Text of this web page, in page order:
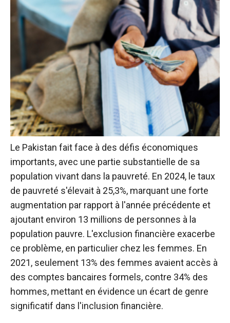
Le Pakistan fait face à des défis économiques
importants, avec une partie substantielle de sa
population vivant dans la pauvreté. En 2024, le taux
de pauvreté s'élevait à 25,3%, marquant une forte
augmentation par rapport à l'année précédente et
ajoutant environ 13 millions de personnes à la
population pauvre. L'exclusion financière exacerbe
ce problème, en particulier chez les femmes. En
2021, seulement 13% des femmes avaient accès à
des comptes bancaires formels, contre 34% des
hommes, mettant en évidence un écart de genre
significatif dans l'inclusion financière.